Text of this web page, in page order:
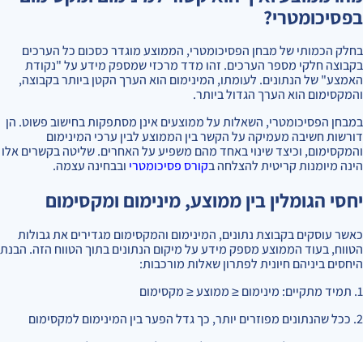
בפסיכומטרי?
בחלק הכמותי של מבחן הפסיכומטרי, הממוצע מוגדר כסכום כל הערכים
בקבוצה חלקי מספר הערכים. זהו מדד מרכזי שמספק מידע על "נקודת
האמצע" של הנתונים. לעומתו, המינימום הוא הערך הקטן ביותר בקבוצה,
והמקסימום הוא הערך הגדול ביותר.
במבחן הפסיכומטרי, השאלות על ממוצעים אינן מסתפקות בחישוב פשוט. הן
דורשות חשיבה מעמיקה על הקשר בין הממוצע לבין ערכי המינימום
והמקסימום, וכיצד שינוי באחד מהם משפיע על האחרים. שליטה בקשרים אלו
הינה מיומנות קריטית להצלחה בקורס פסיכומטרי ובבחינה עצמה.
יחסי הגומלין בין ממוצע, מינימום ומקסימום
כאשר עוסקים בקבוצת נתונים, המינימום והמקסימום מגדירים את גבולות
הטווח, בעוד הממוצע מספק מידע על מיקום הנתונים בתוך הטווח הזה. הבנת
היחסים ביניהם חיונית לפתרון שאלות מורכבות:
1. תמיד מתקיים: מינימום ≤ ממוצע ≤ מקסימום
2. ככל שהנתונים מפוזרים יותר, כך גדל הפער בין המינימום למקסימום